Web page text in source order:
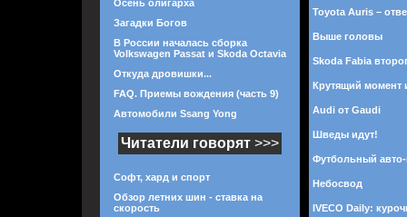
Осень олигарха
Загадки Богов
В России началась сборка
Volkswagen Passat и Skoda Octavia
Откуда дровишки...
FAQ. Приемы вождения (часть 9)
Автомобили Ssang Yong
Читатели говорят >>>
Софт, хард и спорт
Обзор летних шин - ставка на
скорость
Toyota Auris –
Выше головы
Skoda Fabia
Крутящий момент
Audi от Gaudi
Шведы идут!
Футбольный
Небосвод
IVECO Daily: